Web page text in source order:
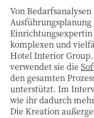
Von
komplexen und
Hotel Interior
verwendet sie die
den gesamten
unterstützt. Im
wie ihr dadurch
Die Kreation